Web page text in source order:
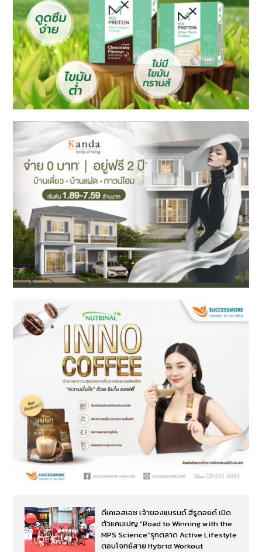
ดีเคเอสเอช เจ้าของแบรนด์ ฮีรูดอยด์ เปิด
ตัวแคมเปญ “Road to Winning with the
MPS Science”รุกตลาด Active Lifestyle
ตอบโจทย์สาย Hybrid Workout